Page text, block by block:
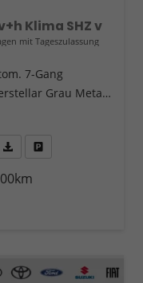
Klima SHZ v
mit Tageszulassung
7-Gang
Interstellar Grau Metallic
rufen Sie an
Fahrzeugexposé (PDF)